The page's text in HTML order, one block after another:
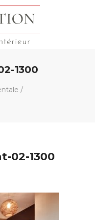
1300
/
02-1300